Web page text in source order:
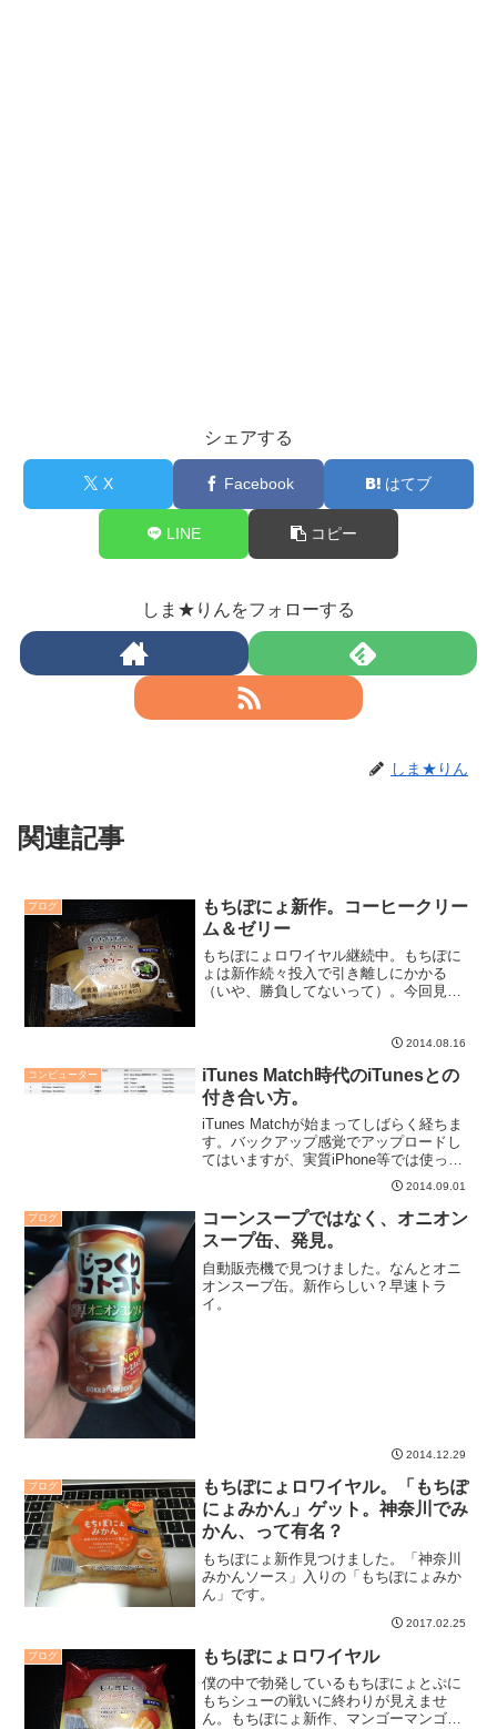
シェアする
X Facebook はてブ
LINE コピー
しま★りんをフォローする
しま★りん
関連記事
ブログ
もちぽにょ新作。コーヒークリー
ム＆ゼリー
もちぽにょロワイヤル継続中。もちぽに
ょは新作続々投入で引き離しにかかる
（いや、勝負してないって）。今回見つ
2014.08.16
コンピューター
iTunes Match時代のiTunesとの
付き合い方。
iTunes Matchが始まってしばらく経ちま
す。バックアップ感覚でアップロードし
てはいますが、実質iPhone等では使って
いません。ただ、iTunesで音楽を管理す
る上で、ちょっと気をつけないといけな
いという話。
2014.09.01
ブログ
コーンスープではなく、オニオン
スープ缶、発見。
自動販売機で見つけました。なんとオニ
オンスープ缶。新作らしい？早速トラ
イ。
2014.12.29
ブログ
もちぽにょロワイヤル。「もちぽ
にょみかん」ゲット。神奈川でみ
かん、って有名？
もちぽにょ新作見つけました。「神奈川
みかんソース」入りの「もちぽにょみか
ん」です。
2017.02.25
ブログ もちぽにょロワイヤル
僕の中で勃発しているもちぽにょとぷに
もちシューの戦いに終わりが見えませ
ん。もちぽにょ新作、マンゴーマンゴー